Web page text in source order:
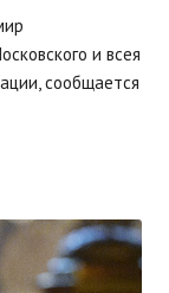
и всея
сообщается